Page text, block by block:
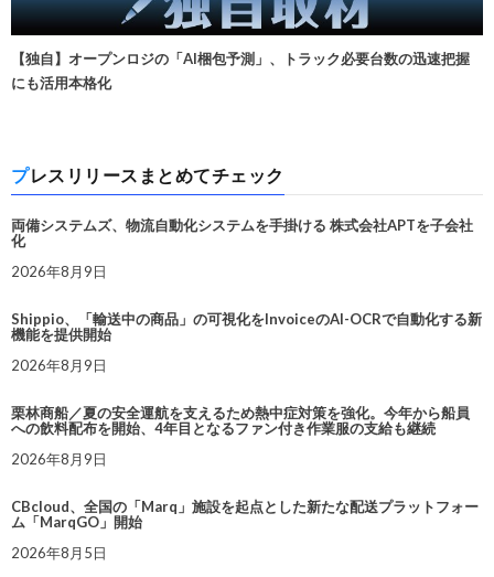
【独自】オープンロジの「AI梱包予測」、トラック必要台数の迅速把握
にも活用本格化
プレスリリースまとめてチェック
両備システムズ、物流自動化システムを手掛ける 株式会社APTを子会社
化
2026年8月9日
Shippio、「輸送中の商品」の可視化をInvoiceのAI-OCRで自動化する新
機能を提供開始
2026年8月9日
栗林商船／夏の安全運航を支えるため熱中症対策を強化。今年から船員
への飲料配布を開始、4年目となるファン付き作業服の支給も継続
2026年8月9日
CBcloud、全国の「Marq」施設を起点とした新たな配送プラットフォー
ム「MarqGO」開始
2026年8月5日